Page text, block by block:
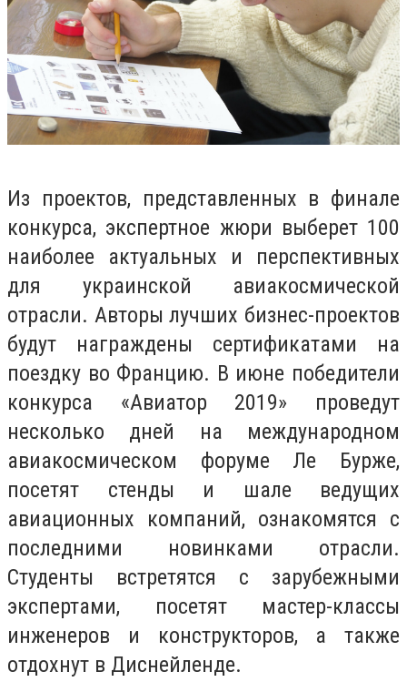
Из проектов, представленных в финале
конкурса, экспертное жюри выберет 100
наиболее актуальных и перспективных
для украинской авиакосмической
отрасли. Авторы лучших бизнес-проектов
будут награждены сертификатами на
поездку во Францию. В июне победители
конкурса «Авиатор 2019» проведут
несколько дней на международном
авиакосмическом форуме Ле Бурже,
посетят стенды и шале ведущих
авиационных компаний, ознакомятся с
последними новинками отрасли.
Студенты встретятся с зарубежными
экспертами, посетят мастер-классы
инженеров и конструкторов, а также
отдохнут в Диснейленде.